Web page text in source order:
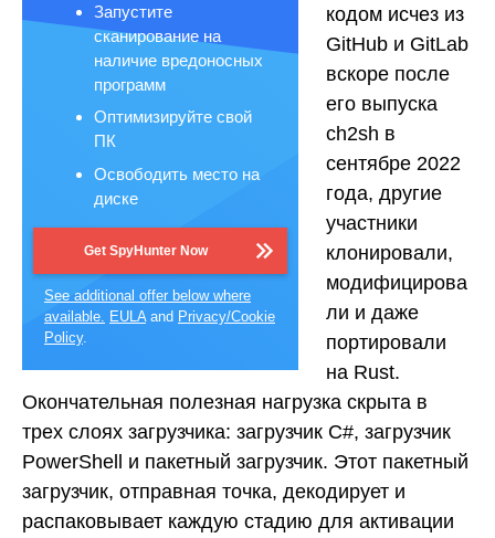
Запустите
сканирование на
наличие вредоносных
программ
Оптимизируйте свой
ПК
Освободить место на
диске
Get SpyHunter Now
See additional offer below where
available.
EULA and Privacy/Cookie
Policy.
кодом исчез из
GitHub и GitLab
вскоре после
его выпуска
ch2sh в
сентябре 2022
года, другие
участники
клонировали,
модифицирова
ли и даже
портировали
на Rust.
Окончательная полезная нагрузка скрыта в
трех слоях загрузчика: загрузчик C#, загрузчик
PowerShell и пакетный загрузчик. Этот пакетный
загрузчик, отправная точка, декодирует и
распаковывает каждую стадию для активации